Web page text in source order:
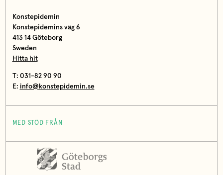
Konstepidemin
Konstepidemins väg 6
413 14 Göteborg
Sweden
Hitta hit
T: 031-82 90 90
E: info@konstepidemin.se
MED STÖD FRÅN